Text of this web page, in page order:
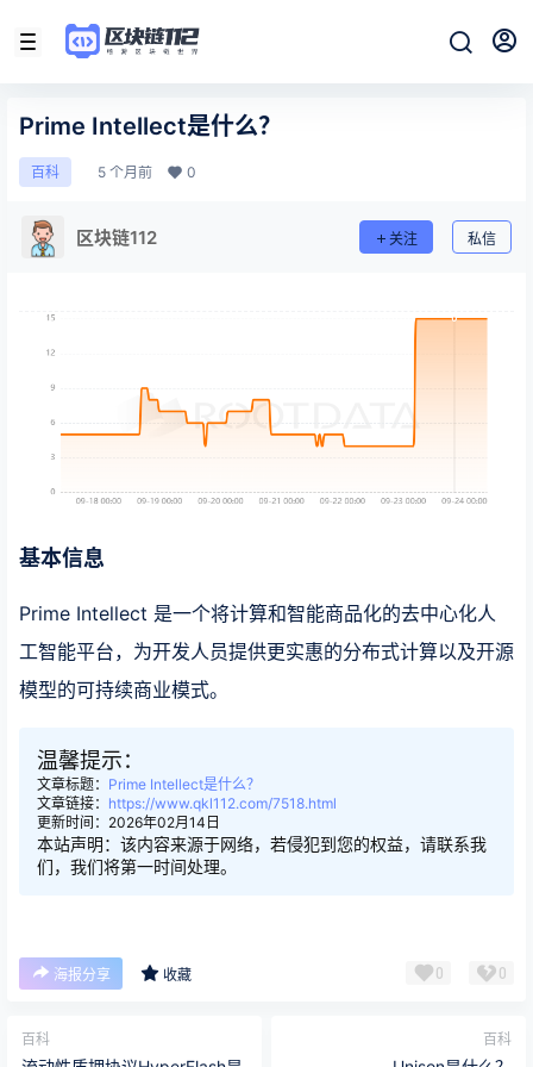
Prime Intellect是什么？
百科 5 个月前 0
区块链112 关注 私信
基本信息
Prime Intellect 是一个将计算和智能商品化的去中心化人
工智能平台，为开发人员提供更实惠的分布式计算以及开源
模型的可持续商业模式。
温馨提示：
文章标题： Prime Intellect是什么？
文章链接： https://www.qkl112.com/7518.html
更新时间：2026年02月14日
本站声明：该内容来源于网络，若侵犯到您的权益，请联系我
们，我们将第一时间处理。
海报分享 收藏 0 0
百科 百科